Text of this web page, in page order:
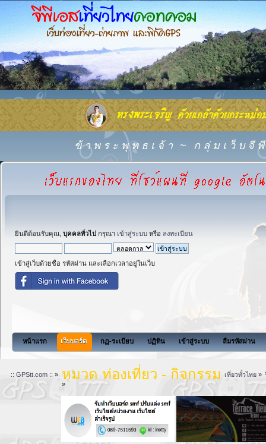
ข้ า พ ร ะ พุ ท ธ เ จ้ า ~ ก ลุ่ ม เ ว็ บ จี
ยินดีต้อนรับคุณ, บุคคลทั่วไป กรุณา เข้าสู่ระบบ หรือ ลงทะเบียน
เข้าสู่เว็บด้วยชื่อ รหัสผ่าน และเลือกเวลาอยู่ในเว็บ
หน้าแรก เว็บบอร์ด กฏ-ระเบียบ ปฏิทิน เข้าสู่ระบบ ลืมรหัสผ่าน
:: GPStt.com :: » หมวด ท่องเที่ยว - กิจกรรม
»
เที่ยวทั่วไทย»